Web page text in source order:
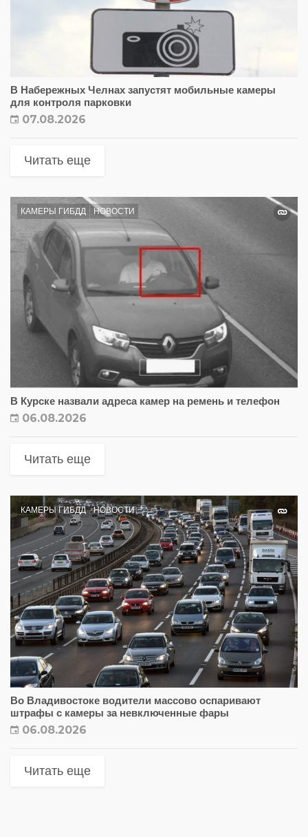
В Набережных Челнах запустят мобильные камеры
для контроля парковки
07.08.2026
Читать еще
КАМЕРЫ ГИБДД НОВОСТИ
В Курске назвали адреса камер на ремень и телефон
06.08.2026
Читать еще
КАМЕРЫ ГИБДД НОВОСТИ
Во Владивостоке водители массово оспаривают
штрафы с камеры за невключенные фары
06.08.2026
Читать еще